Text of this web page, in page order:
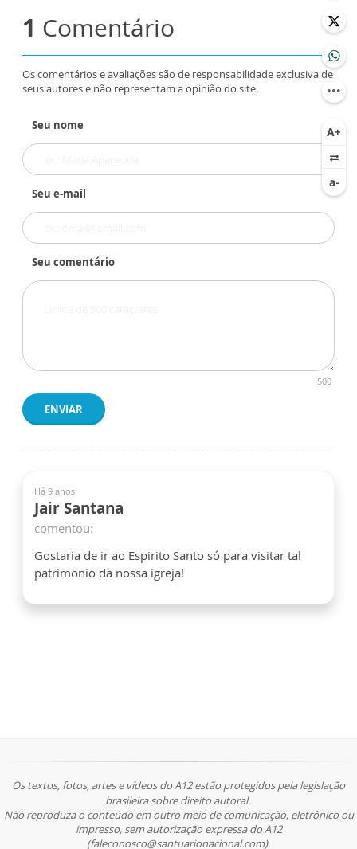
1 Comentário
Os comentários e avaliações são de responsabilidade exclusiva de
seus autores e não representam a opinião do site.
Seu nome
Seu e-mail
Seu comentário
500
ENVIAR
Há 9 anos
Jair Santana
comentou:
Gostaria de ir ao Espirito Santo só para visitar tal
patrimonio da nossa igreja!
Os textos, fotos, artes e vídeos do A12 estão protegidos pela legislação
brasileira sobre direito autoral.
Não reproduza o conteúdo em outro meio de comunicação, eletrônico ou
impresso, sem autorização expressa do A12
(faleconosco@santuarionacional.com).